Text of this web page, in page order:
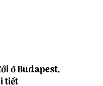
ở Budapest,
tiết